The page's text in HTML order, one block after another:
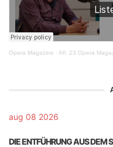
Opera Magazine · Afl. 23 Opera
aug 08 2026
DIE ENTFÜHRUNG AUS